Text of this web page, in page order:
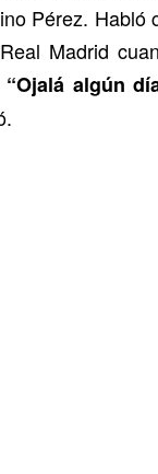
Pérez. Habló
Madrid
“Ojalá algún